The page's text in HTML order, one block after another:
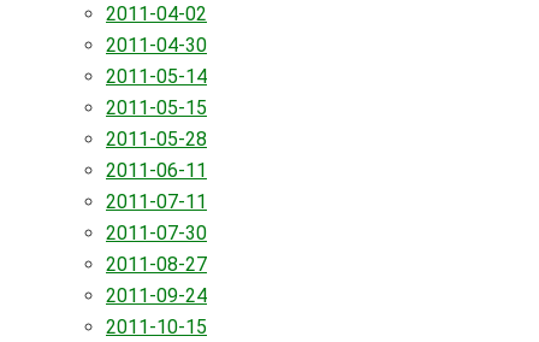
2011-04-02
2011-04-30
2011-05-14
2011-05-15
2011-05-28
2011-06-11
2011-07-11
2011-07-30
2011-08-27
2011-09-24
2011-10-15